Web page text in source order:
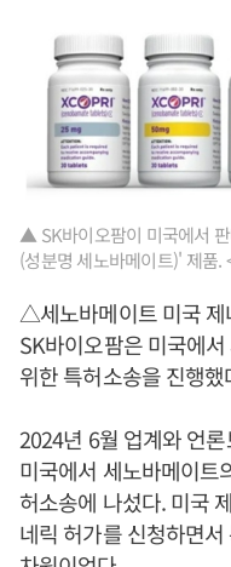
▲ SK바이오팜이 미국에서
(성분명 세노바메이트)' 제품.
△세노바메이트 미국 제
SK바이오팜은 미국에
위한 특허소송을 진행했
2024년 6월 업계와 언
미국에서 세노바메이트
허소송에 나섰다. 미국
네릭 허가를 신청하면